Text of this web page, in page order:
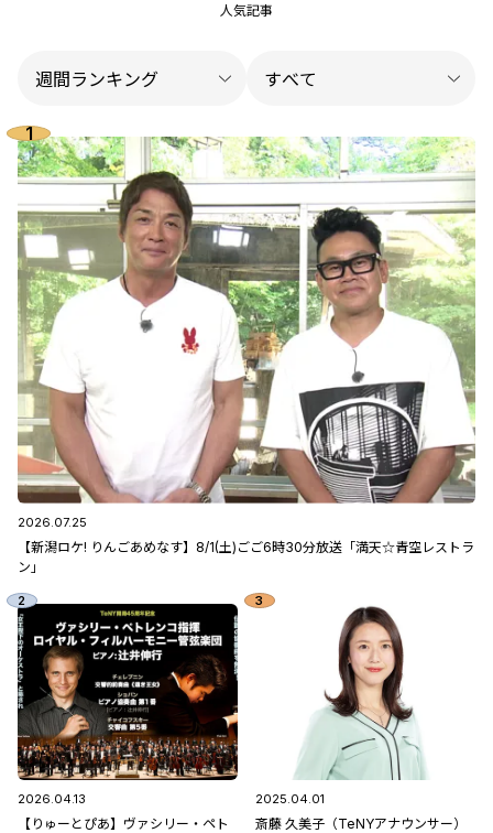
人気記事
2026.07.25
【新潟ロケ! りんごあめなす】8/1(土)ごご6時30分放送「満天☆青空レストラ
ン」
2026.04.13
【りゅーとぴあ】ヴァシリー・ペト
2025.04.01
斎藤 久美子（TeNYアナウンサー）